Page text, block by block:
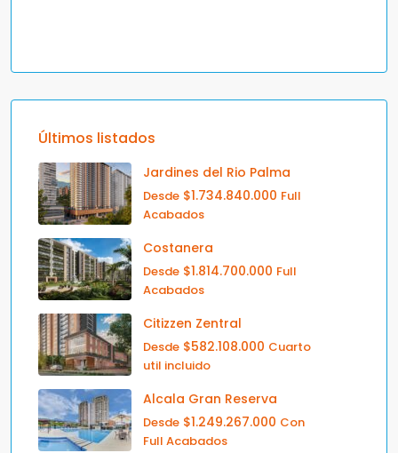
Últimos listados
Jardines del Rio Palma
Desde $1.734.840.000 Full
Acabados
Costanera
Desde $1.814.700.000 Full
Acabados
Citizzen Zentral
Desde $582.108.000 Cuarto
util incluido
Alcala Gran Reserva
Desde $1.249.267.000 Con
Full Acabados